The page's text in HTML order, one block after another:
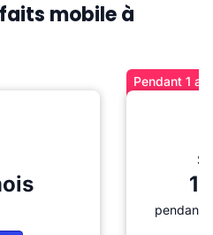
mobile à
Pendant 1
pendant